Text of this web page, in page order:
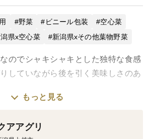
野菜 ビニール包装
空心菜
県x空心菜 新潟県xその他葉物野菜
のでシャキシャキとした独特な食感
していながら後を引く美味しさのあ
、食物繊維、カリウムなどが含まれ
もっと見る
アアグリ